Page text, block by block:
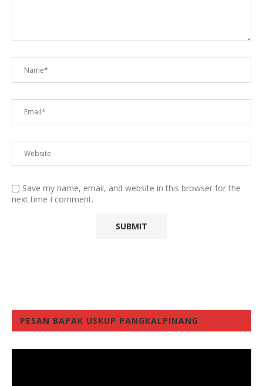
Save my name, email, and website in this browser for the
next time I comment.
PESAN BAPAK USKUP PANGKALPINANG